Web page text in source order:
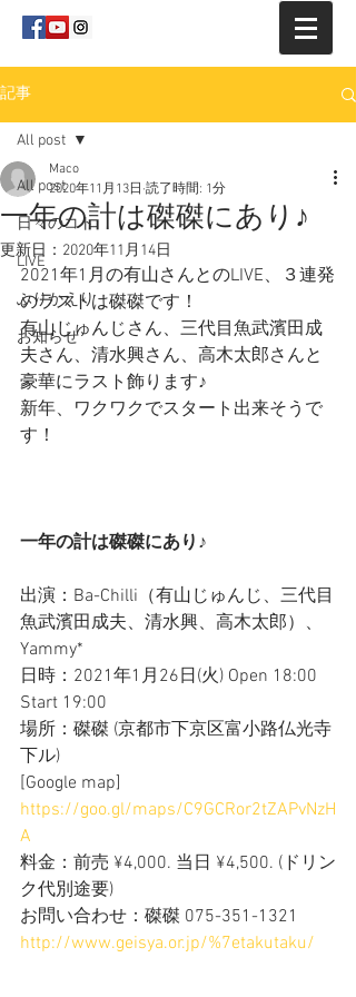
記事
All post
日々のコト
LIVE
ふりかえり
お知らせ
All post
一年の計は磔磔にあり♪
Maco
2020年11月13日 読了時間: 1分
更新日： 2020年11月14日
2021年1月の有山さんとのLIVE、３連発
のラストは磔磔です！
有山じゅんじさん、三代目魚武濱田成
夫さん、清水興さん、高木太郎さんと
豪華にラスト飾ります♪
新年、ワクワクでスタート出来そうで
す！
一年の計は磔磔にあり♪
出演：Ba-Chilli（有山じゅんじ、三代目
魚武濱田成夫、清水興、高木太郎）、
Yammy*
日時：2021年1月26日(火) Open 18:00
Start 19:00
場所：磔磔 (京都市下京区富小路仏光寺
下ル)
[Google map]
https://goo.gl/maps/C9GCRor2tZAPvNzH
A
料金：前売 ¥4,000. 当日 ¥4,500. (ドリン
ク代別途要)
お問い合わせ：磔磔 075-351-1321
http://www.geisya.or.jp/%7etakutaku/